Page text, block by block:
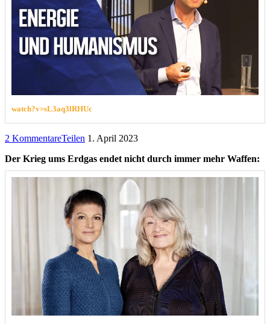
watch?v=sL3aq3lRHUc
2 KommentareTeilen 1. April 2023
Der Krieg ums Erdgas endet nicht durch immer mehr Waffen: